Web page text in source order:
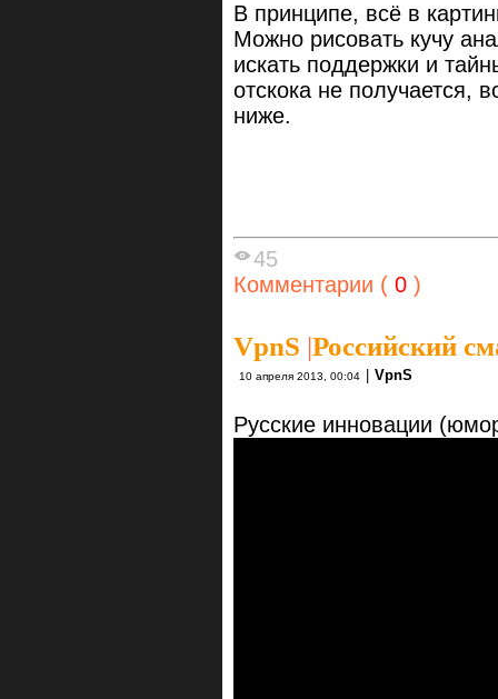
В принципе, всё в
Можно рисовать кучу
искать поддержки и
отскока не получается,
ниже.
45
Комментарии ( 0 )
VpnS |Российский
10 апреля 2013, 00:04 | VpnS
Русские инновации